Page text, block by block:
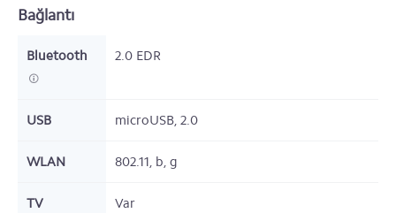
Bağlantı
Bluetooth 2.0 EDR
USB microUSB, 2.0
WLAN 802.11, b, g
TV Var